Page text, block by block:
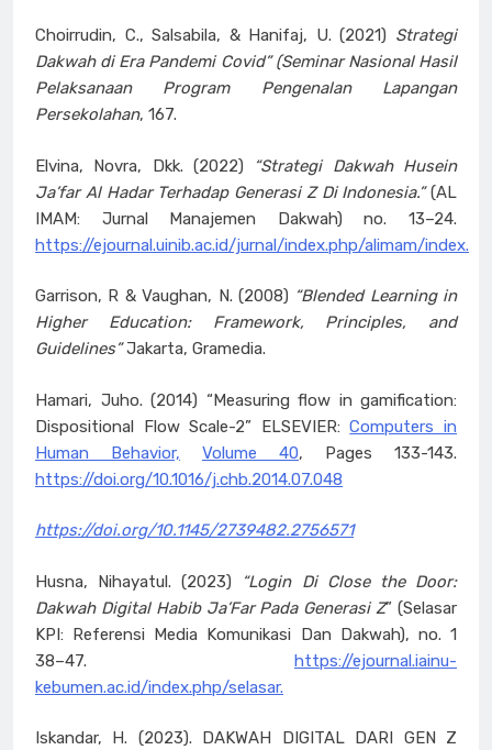
Choirrudin, C., Salsabila, & Hanifaj, U. (2021) Strategi
Dakwah di Era Pandemi Covid” (Seminar Nasional Hasil
Pelaksanaan Program Pengenalan Lapangan
Persekolahan, 167.
Elvina, Novra, Dkk. (2022)
“Strategi Dakwah Husein
Ja’far Al Hadar Terhadap Generasi Z Di Indonesia.”(AL
IMAM: Jurnal Manajemen Dakwah) no. 13–24.
https://ejournal.uinib.ac.id/jurnal/index.php/alimam/index.
Garrison, R & Vaughan, N. (2008) “Blended Learning in
Higher Education: Framework, Principles, and
Guidelines”Jakarta, Gramedia.
Hamari, Juho. (2014) “Measuring flow in gamification:
Dispositional Flow Scale-2” ELSEVIER:Computers in
Human Behavior,
Volume 40, Pages 133-143.
https://doi.org/10.1016/j.chb.2014.07.048
https://doi.org/10.1145/2739482.2756571
Husna, Nihayatul. (2023)
“Login Di Close the Door:
Dakwah Digital Habib Ja’Far Pada Generasi Z” (Selasar
KPI: Referensi Media Komunikasi Dan Dakwah), no. 1
38–47. https://ejournal.iainu-
kebumen.ac.id/index.php/selasar.
Iskandar, H. (2023). DAKWAH DIGITAL DARI GEN Z